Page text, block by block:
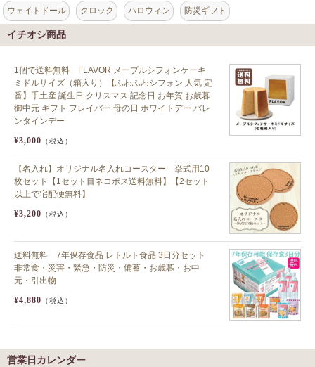
ウェイトドール クロック ハロウィン 防災ギフト
イチオシ商品
1個で送料無料 FLAVOR メープルシフォンケーキ
ミドルサイズ（箱入り）【ふわふわシフォン 人気 定
番】手土産 誕生日 クリスマス 記念日 お年賀 お歳暮
御中元 ギフト フレイバー 母の日 ホワイトデー バレ
ンタインデー
¥3,000 （税込）
【名入れ】オリジナル名入れコースター 挙式用10
枚セット【1セット目ネコポス送料無料】【2セット
以上で宅配便無料】
¥3,200 （税込）
送料無料 7年保存食品 レトルト食品 3日分セット
非常食・災害・緊急・防災・備蓄・お歳暮・お中
元・引出物
¥4,880 （税込）
営業日カレンダー